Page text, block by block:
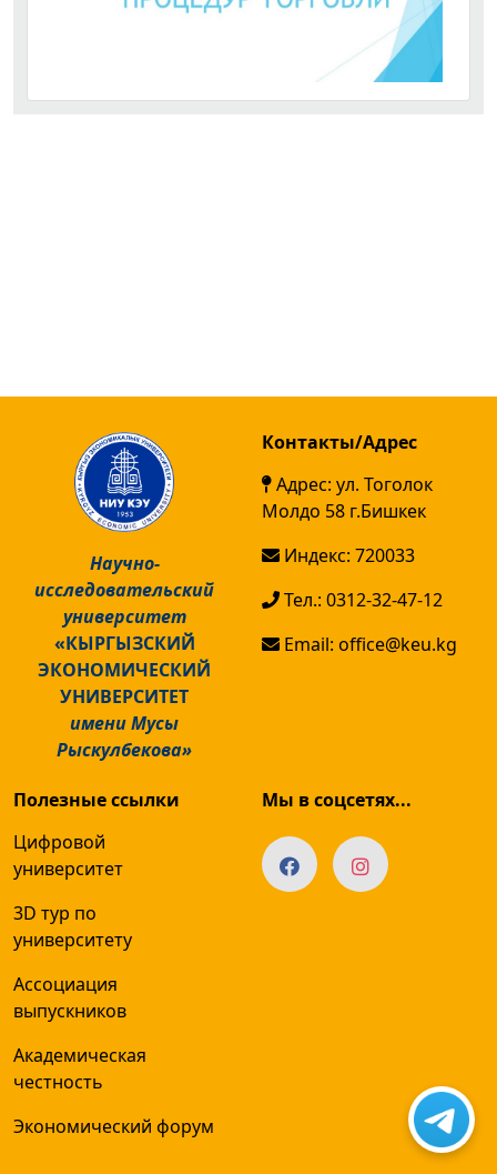
Научно-
исследовательский
университет
«КЫРГЫЗСКИЙ
ЭКОНОМИЧЕСКИЙ
УНИВЕРСИТЕТ
имени Мусы
Рыскулбекова»
Контакты/Адрес
Адрес: ул. Тоголок
Молдо 58 г.Бишкек
Индекс: 720033
Тел.: 0312-32-47-12
Email: office@keu.kg
Полезные ссылки
Цифровой
университет
3D тур по
университету
Ассоциация
выпускников
Академическая
честность
Экономический форум
Мы в соцсетях...